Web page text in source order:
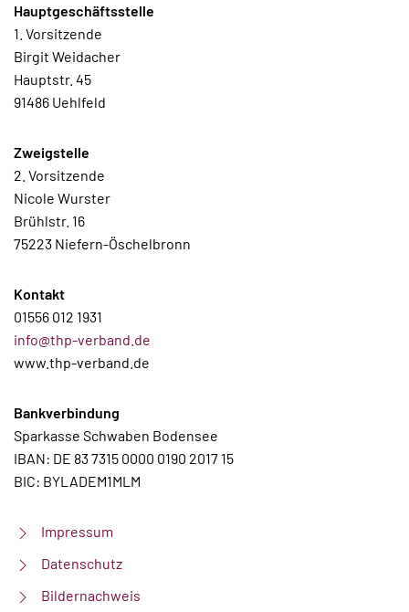
Hauptgeschäftsstelle
1. Vorsitzende
Birgit Weidacher
Hauptstr. 45
91486 Uehlfeld
Zweigstelle
2. Vorsitzende
Nicole Wurster
Brühlstr. 16
75223 Niefern-Öschelbronn
Kontakt
01556 012 1931
info@thp-verband.de
www.thp-verband.de
Bankverbindung
Sparkasse Schwaben Bodensee
IBAN: DE 83 7315 0000 0190 2017 15
BIC: BYLADEM1MLM
Impressum
Datenschutz
Bildernachweis